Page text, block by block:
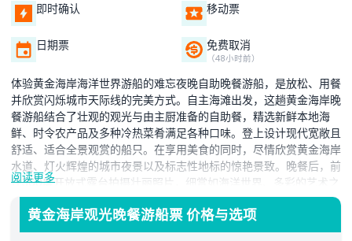
即时确认 移动票
日期票 免费取消
（48小时前）
体验黄金海岸海洋世界游船的难忘夜晚自助晚餐游船，是放松、用餐
并欣赏闪烁城市天际线的完美方式。自主海滩出发，这趟黄金海岸晚
餐游船结合了壮观的观光与由主厨准备的自助餐，精选新鲜本地海
鲜、时令农产品及多种冷热菜肴满足各种口味。登上设计现代宽敞且
舒适、适合全景观赏的船只。在享用美食的同时，尽情欣赏黄金海岸
水道、灯火辉煌的城市夜景以及标志性地标的惊艳景致。晚餐后，前
往360度开放式露台拍摄壮丽照片，细赏如海洋世界、多彩的艺术之
家（HOTA）文化区及Marina Mirage的豪华巨型游艇等亮点。现场
娱乐及友善船员的丰富讲解增添旅程乐趣，分享关于黄金海岸历史、
生活方式及文化景点的迷人见解。无论您是在庆祝特别时刻、享受浪
阅读更多
黄金海岸观光晚餐游船票 价格与选项